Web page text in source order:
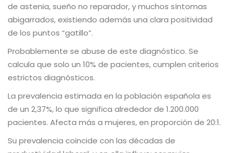
de astenia, sueño no reparador, y muchos síntomas
abigarrados, existiendo además una clara positividad
de los puntos “gatillo”.
Probablemente se abuse de este diagnóstico. Se
calcula que solo un 10% de pacientes, cumplen criterios
estrictos diagnósticos.
La prevalencia estimada en la población española es
de un 2,37%, lo que significa alrededor de 1.200.000
pacientes. Afecta más a mujeres, en proporción de 20:1.
Su prevalencia coincide con las décadas de